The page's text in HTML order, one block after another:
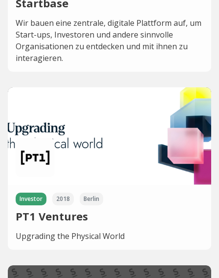
Startbase
Wir bauen eine zentrale, digitale Plattform auf, um
Start-ups, Investoren und andere sinnvolle
Organisationen zu entdecken und mit ihnen zu
interagieren.
Investor 2018 Berlin
PT1 Ventures
Upgrading the Physical World